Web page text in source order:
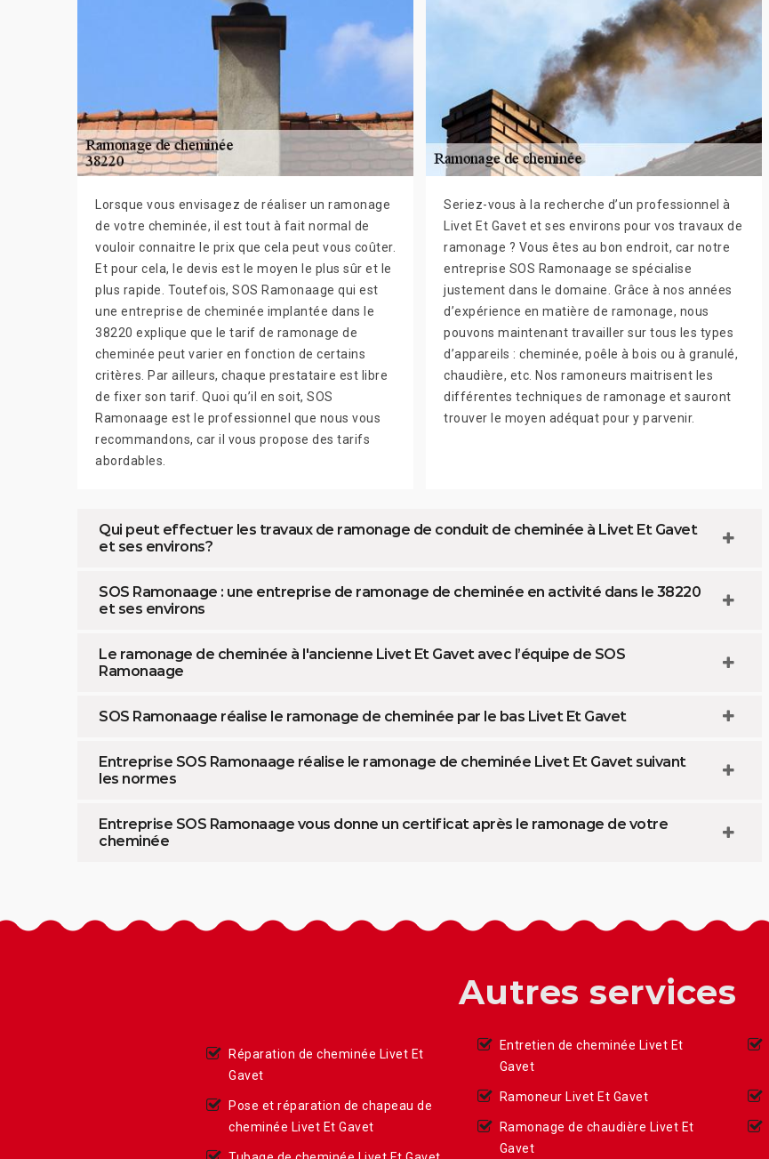
Lorsque vous envisagez de réaliser un ramonage
de votre cheminée, il est tout à fait normal de
vouloir connaitre le prix que cela peut vous coûter.
Et pour cela, le devis est le moyen le plus sûr et le
plus rapide. Toutefois, SOS Ramonaage qui est
une entreprise de cheminée implantée dans le
38220 explique que le tarif de ramonage de
cheminée peut varier en fonction de certains
critères. Par ailleurs, chaque prestataire est libre
de fixer son tarif. Quoi qu’il en soit, SOS
Ramonaage est le professionnel que nous vous
recommandons, car il vous propose des tarifs
abordables.
Seriez-vous à la recherche d’un professionnel à
Livet Et Gavet et ses environs pour vos travaux de
ramonage ? Vous êtes au bon endroit, car notre
entreprise SOS Ramonaage se spécialise
justement dans le domaine. Grâce à nos années
d’expérience en matière de ramonage, nous
pouvons maintenant travailler sur tous les types
d’appareils : cheminée, poêle à bois ou à granulé,
chaudière, etc. Nos ramoneurs maitrisent les
différentes techniques de ramonage et sauront
trouver le moyen adéquat pour y parvenir.
Qui peut effectuer les travaux de ramonage de conduit de cheminée à Livet Et Gavet
et ses environs?
SOS Ramonaage : une entreprise de ramonage de cheminée en activité dans le 38220
et ses environs
Le ramonage de cheminée à l'ancienne Livet Et Gavet avec l’équipe de SOS
Ramonaage
SOS Ramonaage réalise le ramonage de cheminée par le bas Livet Et Gavet
Entreprise SOS Ramonaage réalise le ramonage de cheminée Livet Et Gavet suivant
les normes
Entreprise SOS Ramonaage vous donne un certificat après le ramonage de votre
cheminée
Autres services
Réparation de cheminée Livet Et
Gavet
Pose et réparation de chapeau de
cheminée Livet Et Gavet
Entretien de cheminée Livet Et
Gavet
Ramoneur Livet Et Gavet
Ramonage de chaudière Livet Et
Gavet